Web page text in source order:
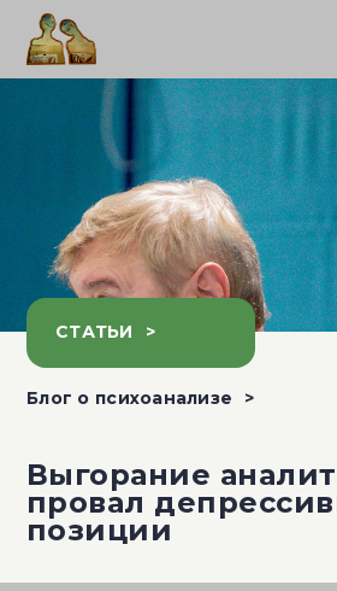
Блог о психоанализе
СТАТЬИ
Выгорание
провал
позиции